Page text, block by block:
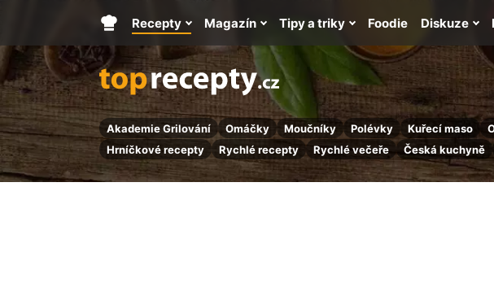
Akademie Grilování Omáčky Moučníky Polévky Kuřecí maso
Hrníčkové recepty
Rychlé recepty Rychlé večeře Česká kuchyně
Hlavní
stránka
Recepty Magazín Tipy a triky Foodie Diskuze